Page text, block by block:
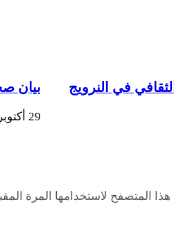
في النرويج بيان
29 أكتوبر، 2022
المتصفح لاستخدامها المرة